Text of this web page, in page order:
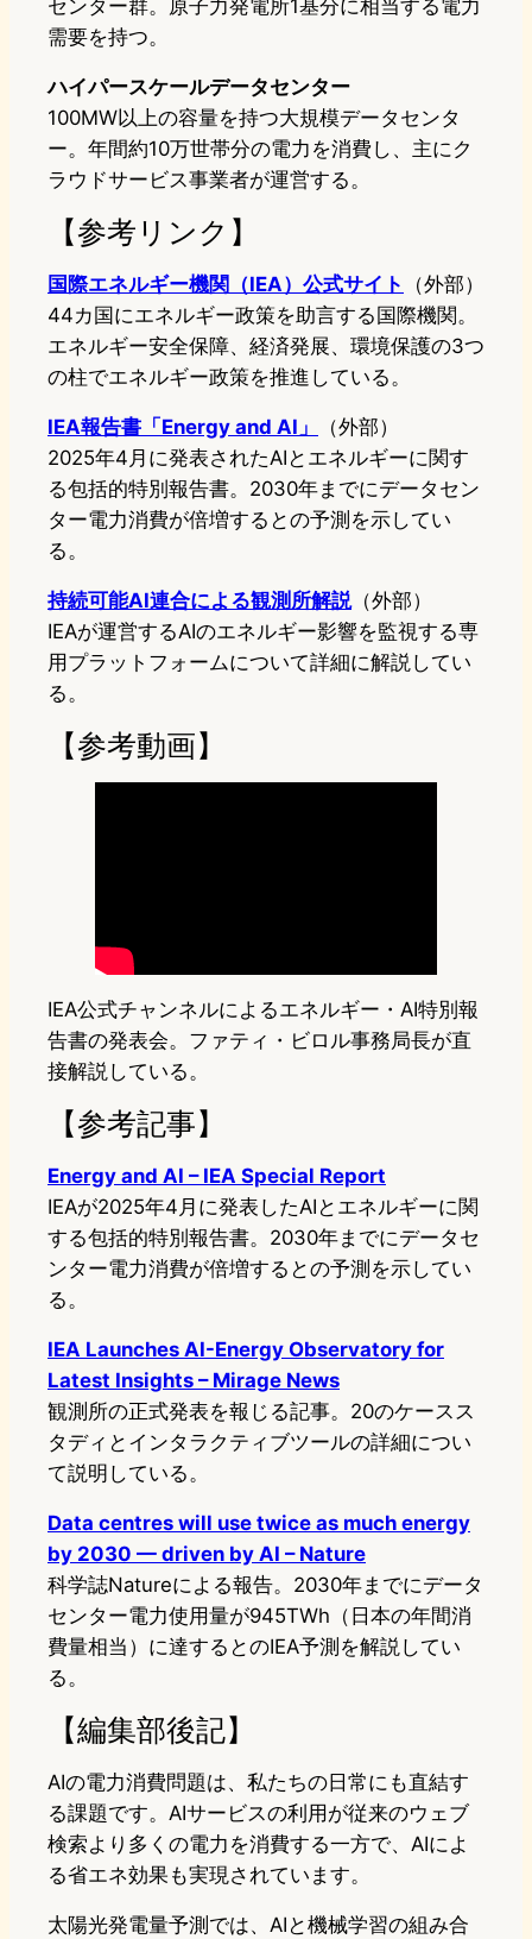
センター群。原子力発電所1基分に相当する電力
需要を持つ。
ハイパースケールデータセンター
100MW以上の容量を持つ大規模データセンタ
ー。年間約10万世帯分の電力を消費し、主にク
ラウドサービス事業者が運営する。
【参考リンク】
国際エネルギー機関（IEA）公式サイト
（外部）
44カ国にエネルギー政策を助言する国際機関。
エネルギー安全保障、経済発展、環境保護の3つ
の柱でエネルギー政策を推進している。
IEA報告書「Energy and AI」
（外部）
2025年4月に発表されたAIとエネルギーに関す
る包括的特別報告書。2030年までにデータセン
ター電力消費が倍増するとの予測を示してい
る。
持続可能AI連合による観測所解説（外部）
IEAが運営するAIのエネルギー影響を監視する専
用プラットフォームについて詳細に解説してい
る。
【参考動画】
IEA公式チャンネルによるエネルギー・AI特別報
告書の発表会。ファティ・ビロル事務局長が直
接解説している。
【参考記事】
Energy and AI – IEA Special Report
IEAが2025年4月に発表したAIとエネルギーに関
する包括的特別報告書。2030年までにデータセ
ンター電力消費が倍増するとの予測を示してい
る。
IEA Launches AI-Energy Observatory for
Latest Insights – Mirage News
観測所の正式発表を報じる記事。20のケースス
タディとインタラクティブツールの詳細につい
て説明している。
Data centres will use twice as much energy
by 2030 — driven by AI – Nature
科学誌Natureによる報告。2030年までにデータ
センター電力使用量が945TWh（日本の年間消
費量相当）に達するとのIEA予測を解説してい
る。
【編集部後記】
AIの電力消費問題は、私たちの日常にも直結す
る課題です。AIサービスの利用が従来のウェブ
検索より多くの電力を消費する一方で、AIによ
る省エネ効果も実現されています。
太陽光発電量予測では、AIと機械学習の組み合